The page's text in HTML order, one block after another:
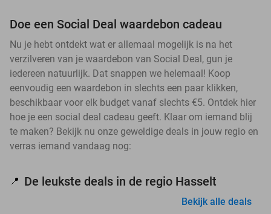
Doe een Social Deal waardebon cadeau
Nu je hebt ontdekt wat er allemaal mogelijk is na het
verzilveren van je waardebon van Social Deal, gun je
iedereen natuurlijk. Dat snappen we helemaal! Koop
eenvoudig een waardebon in slechts een paar klikken,
beschikbaar voor elk budget vanaf slechts €5. Ontdek hier
hoe je een social deal cadeau geeft. Klaar om iemand blij
te maken? Bekijk nu onze geweldige deals in jouw regio en
verras iemand vandaag nog:
📍 De leukste deals in de regio Hasselt
Bekijk alle deals